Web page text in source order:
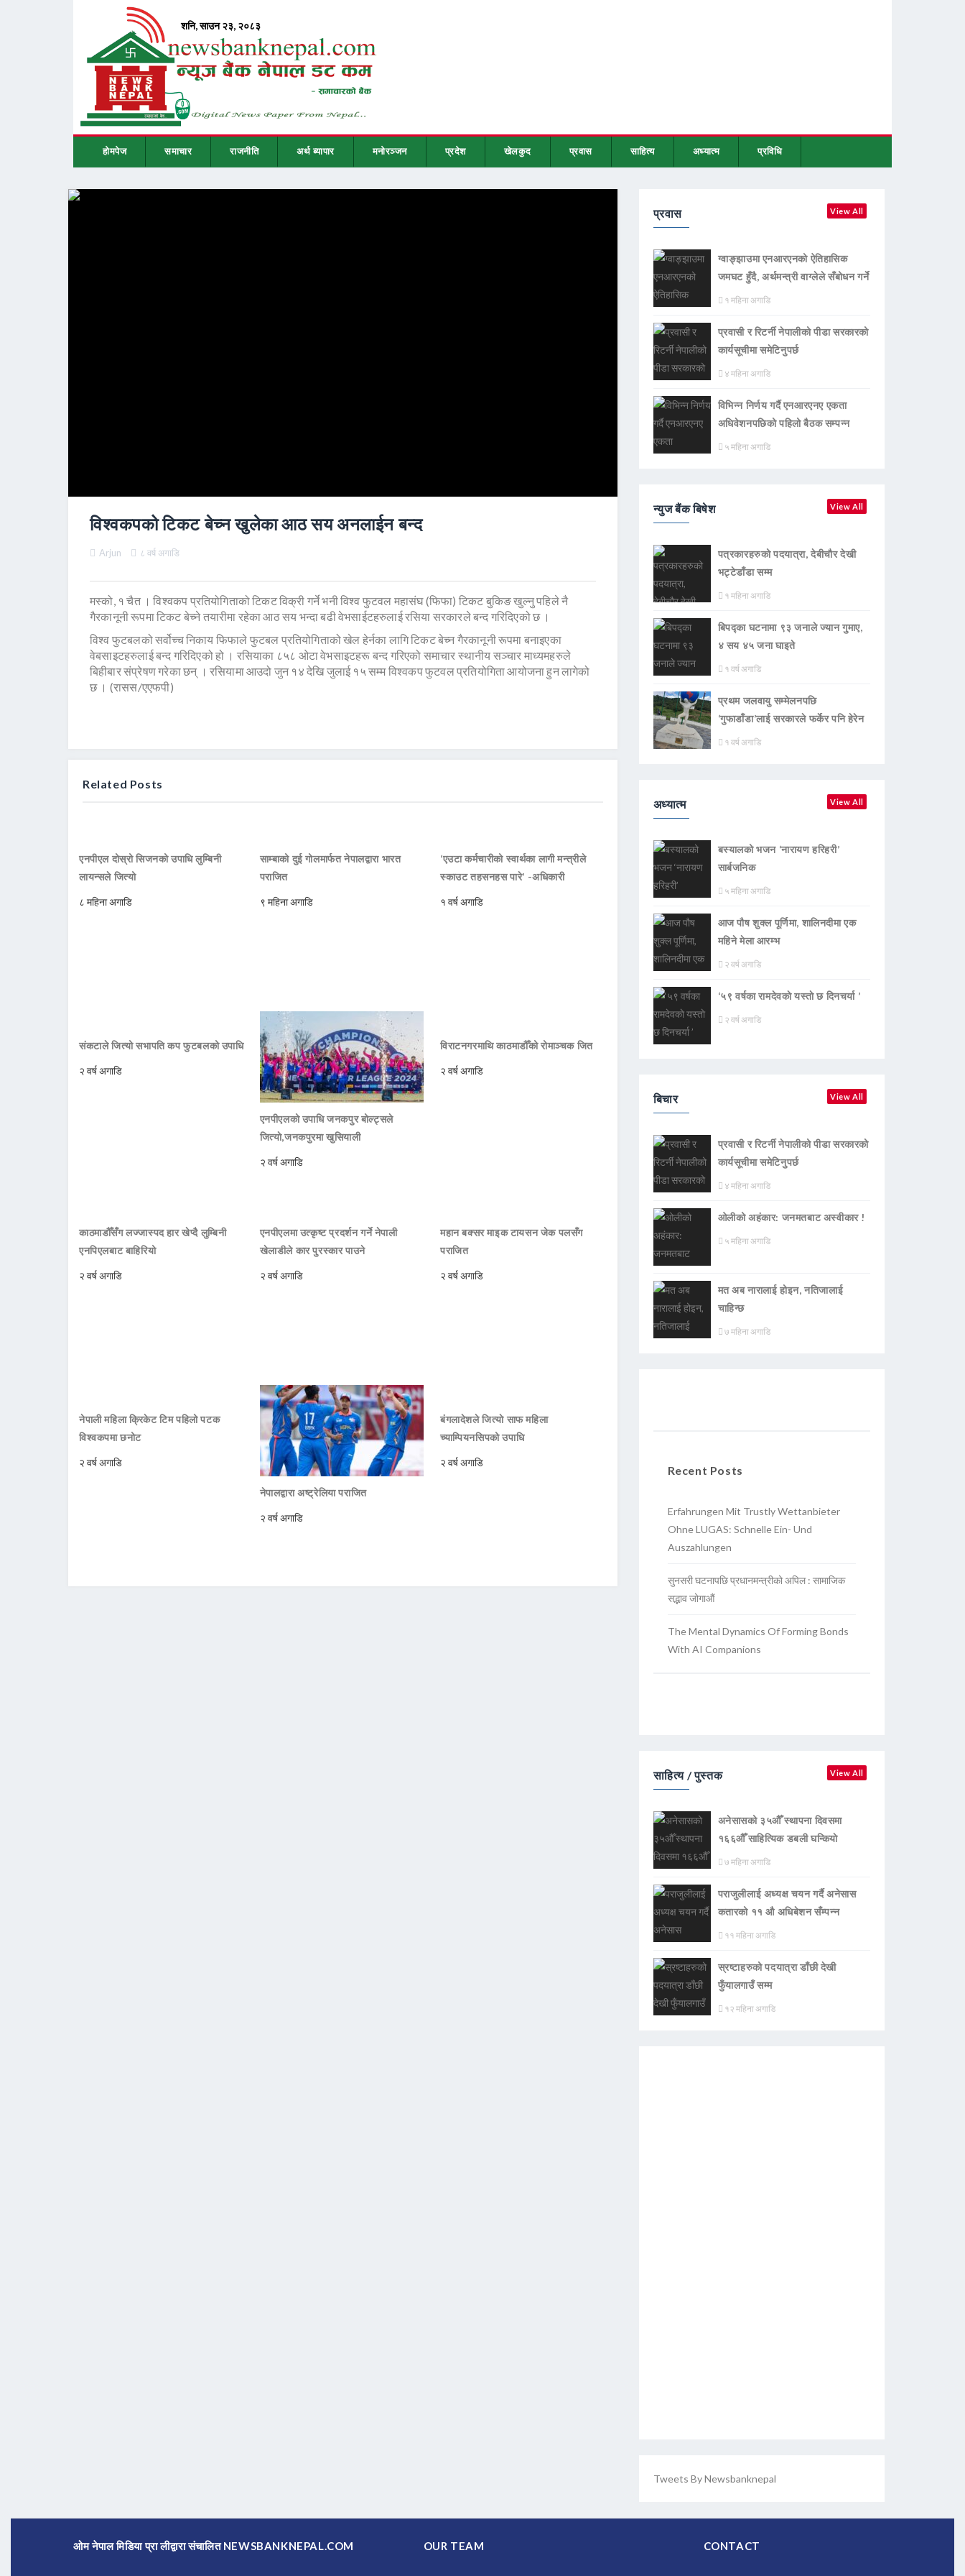
होमपेज समाचार राजनीति अर्थ ब्यापार मनोरञ्जन प्रदेश खेलकुद प्रवास साहित्य अध्यात्म प्रविधि
विश्वकपको टिकट बेच्न खुलेका आठ सय अनलाईन बन्द
Arjun ८ वर्ष अगाडि
मस्को, १ चैत । विश्वकप प्रतियोगिताको टिकट विक्री गर्ने भनी विश्व फुटवल महासंघ (फिफा) टिकट बुकिङ खुल्नु पहिले नै
गैरकानूनी रूपमा टिकट बेच्ने तयारीमा रहेका आठ सय भन्दा बढी वेभसाईटहरुलाई रसिया सरकारले बन्द गरिदिएको छ ।
विश्व फुटबलको सर्वोच्च निकाय फिफाले फुटबल प्रतियोगिताको खेल हेर्नका लागि टिकट बेच्न गैरकानूनी रूपमा बनाइएका
वेबसाइटहरुलाई बन्द गरिदिएको हो । रसियाका ८५८ ओटा वेभसाइटहरू बन्द गरिएको समाचार स्थानीय सञ्चार माध्यमहरुले
बिहीबार संप्रेषण गरेका छन् । रसियामा आउदो जुन १४ देखि जुलाई १५ सम्म विश्वकप फुटवल प्रतियोगिता आयोजना हुन लागेको
छ । (रासस/एएफपी)
Related Posts
एनपीएल दोस्रो सिजनको उपाधि लुम्बिनी
लायन्सले जित्यो
८ महिना अगाडि
साम्बाको दुई गोलमार्फत नेपालद्वारा भारत
पराजित
९ महिना अगाडि
‘एउटा कर्मचारीको स्वार्थका लागी मन्त्रीले
स्काउट तहसनहस पारे’ -अधिकारी
१ वर्ष अगाडि
संकटाले जित्यो सभापति कप फुटबलको उपाधि
२ वर्ष अगाडि
एनपीएलको उपाधि जनकपुर बोल्ट्सले
जित्याे,जनकपुरमा खुसियाली
२ वर्ष अगाडि
विराटनगरमाथि काठमाडौँको रोमाञ्चक जित
२ वर्ष अगाडि
काठमाडौँसँग लज्जास्पद हार खेप्दै लुम्बिनी
एनपिएलबाट बाहिरियो
२ वर्ष अगाडि
एनपीएलमा उत्कृष्ट प्रदर्शन गर्ने नेपाली
खेलाडीले कार पुरस्कार पाउने
२ वर्ष अगाडि
महान बक्सर माइक टायसन जेक पलसँग
पराजित
२ वर्ष अगाडि
नेपाली महिला क्रिकेट टिम पहिलो पटक
विश्वकपमा छनोट
२ वर्ष अगाडि
नेपालद्वारा अष्ट्रेलिया पराजित
२ वर्ष अगाडि
बंगलादेशले जित्याे साफ महिला
च्याम्पियनसिपको उपाधि
२ वर्ष अगाडि
प्रवास View All
ग्वाङ्झाउमा एनआरएनको ऐतिहासिक
जमघट हुँदै, अर्थमन्त्री वाग्लेले सँबोधन गर्ने
१ महिना अगाडि
प्रवासी र रिटर्नी नेपालीको पीडा सरकारको
कार्यसूचीमा समेटिनुपर्छ
४ महिना अगाडि
विभिन्न निर्णय गर्दै एनआरएनए एकता
अधिवेशनपछिको पहिलो बैठक सम्पन्न
५ महिना अगाडि
न्युज बैंक बिषेश View All
पत्रकारहरुको पदयात्रा, देबीचौर देखी
भट्टेडाँडा सम्म
१ महिना अगाडि
बिपद्का घटनामा ९३ जनाले ज्यान गुमाए,
४ सय ४५ जना घाइते
१ वर्ष अगाडि
प्रथम जलवायु सम्मेलनपछि
‘गुफाडाँडा’लाई सरकारले फर्केर पनि हेरेन
१ वर्ष अगाडि
अध्यात्म View All
बस्यालको भजन ‘नारायण हरिहरी’
सार्बजनिक
५ महिना अगाडि
आज पौष शुक्ल पूर्णिमा, शालिनदीमा एक
महिने मेला आरम्भ
२ वर्ष अगाडि
‘५९ वर्षका रामदेवकाे यस्ताे छ दिनचर्या ’
२ वर्ष अगाडि
बिचार View All
प्रवासी र रिटर्नी नेपालीको पीडा सरकारको
कार्यसूचीमा समेटिनुपर्छ
४ महिना अगाडि
ओलीको अहंकार: जनमतबाट अस्वीकार !
५ महिना अगाडि
मत अब नारालाई होइन, नतिजालाई
चाहिन्छ
७ महिना अगाडि
Recent Posts
Erfahrungen Mit Trustly Wettanbieter
Ohne LUGAS: Schnelle Ein- Und
Auszahlungen
सुनसरी घटनापछि प्रधानमन्त्रीको अपिल : सामाजिक
सद्भाव जोगाऔं
The Mental Dynamics Of Forming Bonds
With AI Companions
साहित्य / पुस्तक View All
अनेसासको ३५औँ स्थापना दिवसमा
१६६औँ साहित्यिक डबली घन्कियाे
७ महिना अगाडि
पराजुलीलाई अध्यक्ष चयन गर्दै अनेसास
कतारको ११ औ अधिबेशन सँम्पन्न
११ महिना अगाडि
स्रष्टाहरुको पदयात्रा डाँछी देखी
फुँयालगाउँ सम्म
१२ महिना अगाडि
Tweets By Newsbanknepal
ओम नेपाल मिडिया प्रा लीद्वारा संचालित NEWSBANKNEPAL.COM OUR TEAM CONTACT